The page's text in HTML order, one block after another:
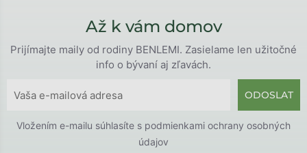
Až k vám domov
Prijímajte maily od rodiny BENLEMI. Zasielame len užitočné
info o bývaní aj zľavách.
ODOSLAT
Vložením e-mailu súhlasíte s podmienkami ochrany osobných
údajov